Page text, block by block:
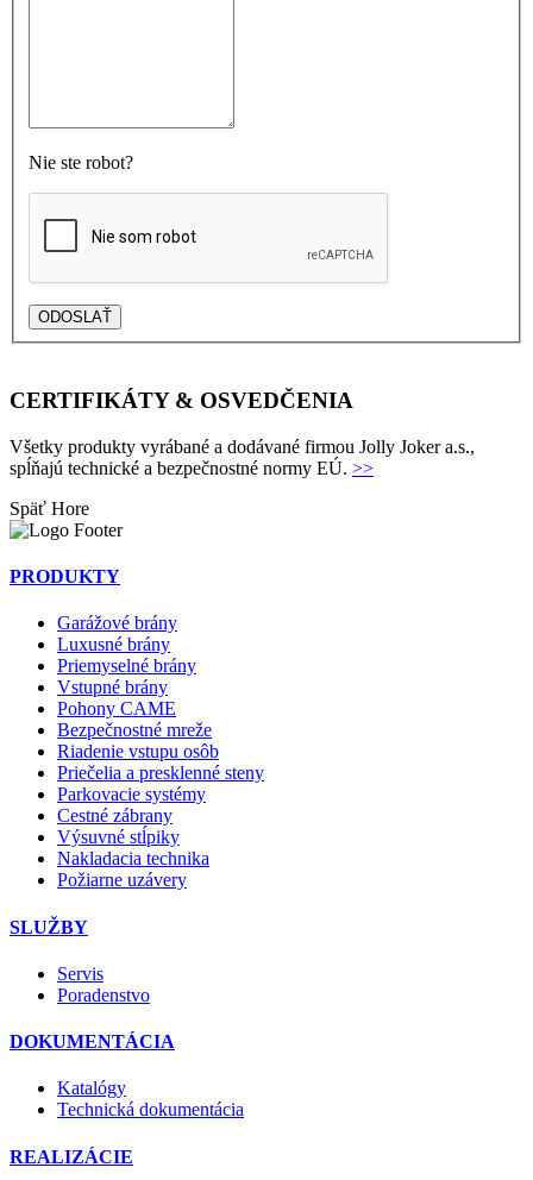
Nie ste robot?
ODOSLAŤ
CERTIFIKÁTY & OSVEDČENIA
Všetky produkty vyrábané a dodávané firmou Jolly Joker a.s.,
spĺňajú technické a bezpečnostné normy EÚ. >>
Späť Hore
PRODUKTY
Garážové brány
Luxusné brány
Priemyselné brány
Vstupné brány
Pohony CAME
Bezpečnostné mreže
Riadenie vstupu osôb
Priečelia a presklenné steny
Parkovacie systémy
Cestné zábrany
Výsuvné stĺpiky
Nakladacia technika
Požiarne uzávery
SLUŽBY
Servis
Poradenstvo
DOKUMENTÁCIA
Katalógy
Technická dokumentácia
REALIZÁCIE